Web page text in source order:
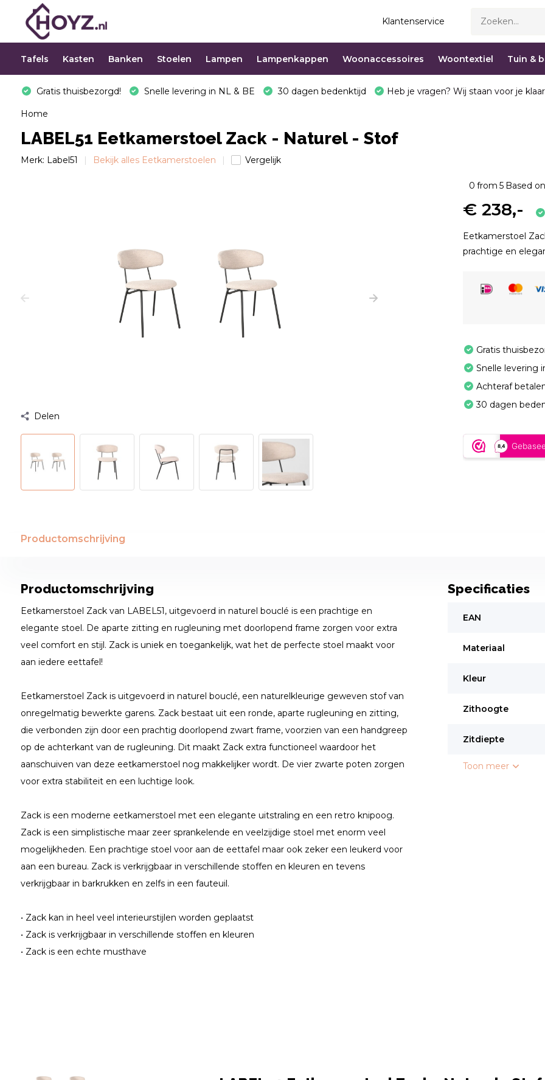
Klantenservice
Tafels Kasten Banken Stoelen Lampen Lampenkappen Woonaccessoires Woontextiel Tuin &
Gratis thuisbezorgd! Snelle levering in NL & BE 30 dagen bedenktijd Heb je vragen? Wij staan voor je
Home
LABEL51 Eetkamerstoel Zack - Naturel - Stof
Merk: Label51 Bekijk alles Eetkamerstoelen Vergelijk
Delen
0 from 5 Based
€ 238,-
Eetkamerstoel
prachtige en
Gratis
Snelle levering
Achteraf
30 dagen
Productomschrijving
Productomschrijving
Eetkamerstoel Zack van LABEL51, uitgevoerd in naturel bouclé is een prachtige en
elegante stoel. De aparte zitting en rugleuning met doorlopend frame zorgen voor extra
veel comfort en stijl. Zack is uniek en toegankelijk, wat het de perfecte stoel maakt voor
aan iedere eettafel!
Eetkamerstoel Zack is uitgevoerd in naturel bouclé, een naturelkleurige geweven stof van
onregelmatig bewerkte garens. Zack bestaat uit een ronde, aparte rugleuning en zitting,
die verbonden zijn door een prachtig doorlopend zwart frame, voorzien van een handgreep
op de achterkant van de rugleuning. Dit maakt Zack extra functioneel waardoor het
aanschuiven van deze eetkamerstoel nog makkelijker wordt. De vier zwarte poten zorgen
voor extra stabiliteit en een luchtige look.
Zack is een moderne eetkamerstoel met een elegante uitstraling en een retro knipoog.
Zack is een simplistische maar zeer sprankelende en veelzijdige stoel met enorm veel
mogelijkheden. Een prachtige stoel voor aan de eettafel maar ook zeker een leukerd voor
aan een bureau. Zack is verkrijgbaar in verschillende stoffen en kleuren en tevens
verkrijgbaar in barkrukken en zelfs in een fauteuil.
• Zack kan in heel veel interieurstijlen worden geplaatst
• Zack is verkrijgbaar in verschillende stoffen en kleuren
• Zack is een echte musthave
Specificaties
EAN
Materiaal
Kleur
Zithoogte
Zitdiepte
Toon meer